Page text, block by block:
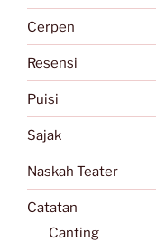
Cerpen
Resensi
Puisi
Sajak
Naskah Teater
Catatan
Canting